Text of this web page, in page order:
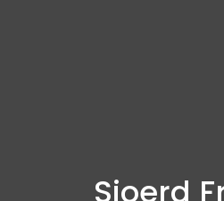
Sjoerd